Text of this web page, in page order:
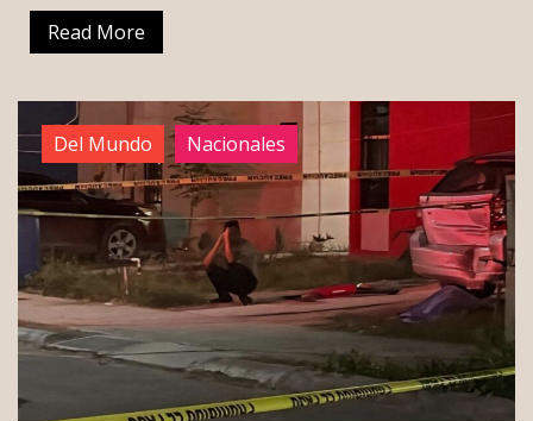
Read More
Del Mundo Nacionales